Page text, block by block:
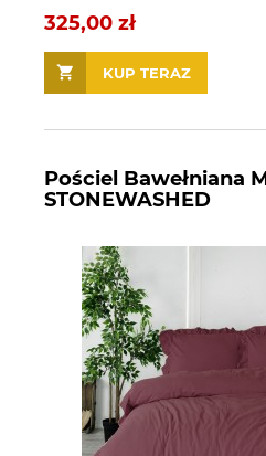
325,00 zł
KUP TERAZ
Pościel Bawełniana
STONEWASHED